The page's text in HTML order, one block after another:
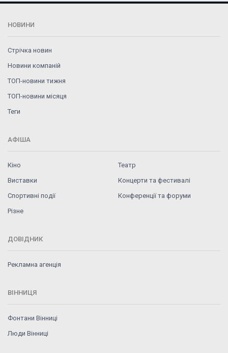
НОВИНИ
Стрічка новин
Новини компаній
ТОП-новини тижня
ТОП-новини місяця
Теги
АФІША
Кіно
Театр
Виставки
Концерти та фестивалі
Спортивні події
Конференції та форуми
Різне
ДОВІДНИК
Рекламна агенція
ВІННИЦЯ
Фонтани Вінниці
Люди Вінниці